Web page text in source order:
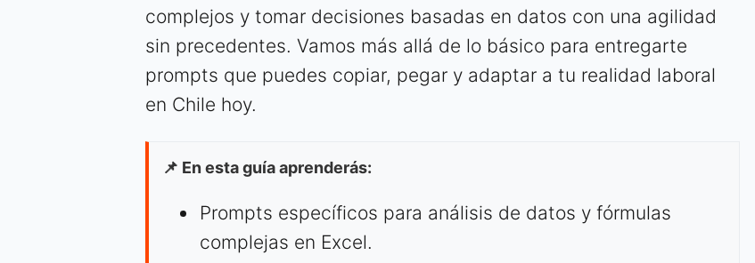
complejos y tomar decisiones basadas en datos con una agilidad
sin precedentes. Vamos más allá de lo básico para entregarte
prompts que puedes copiar, pegar y adaptar a tu realidad laboral
en Chile hoy.
📌 En esta guía aprenderás:
Prompts específicos para análisis de datos y fórmulas
complejas en Excel.